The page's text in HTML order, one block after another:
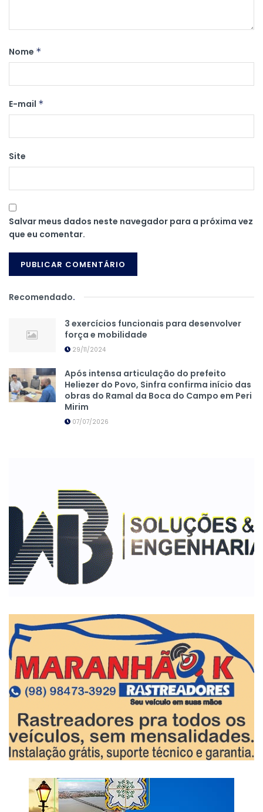
Nome *
E-mail *
Site
Salvar meus dados neste navegador para a próxima vez
que eu comentar.
Recomendado.
3 exercícios funcionais para desenvolver
força e mobilidade
29/11/2024
Após intensa articulação do prefeito
Heliezer do Povo, Sinfra confirma início das
obras do Ramal da Boca do Campo em Peri
Mirim
07/07/2026